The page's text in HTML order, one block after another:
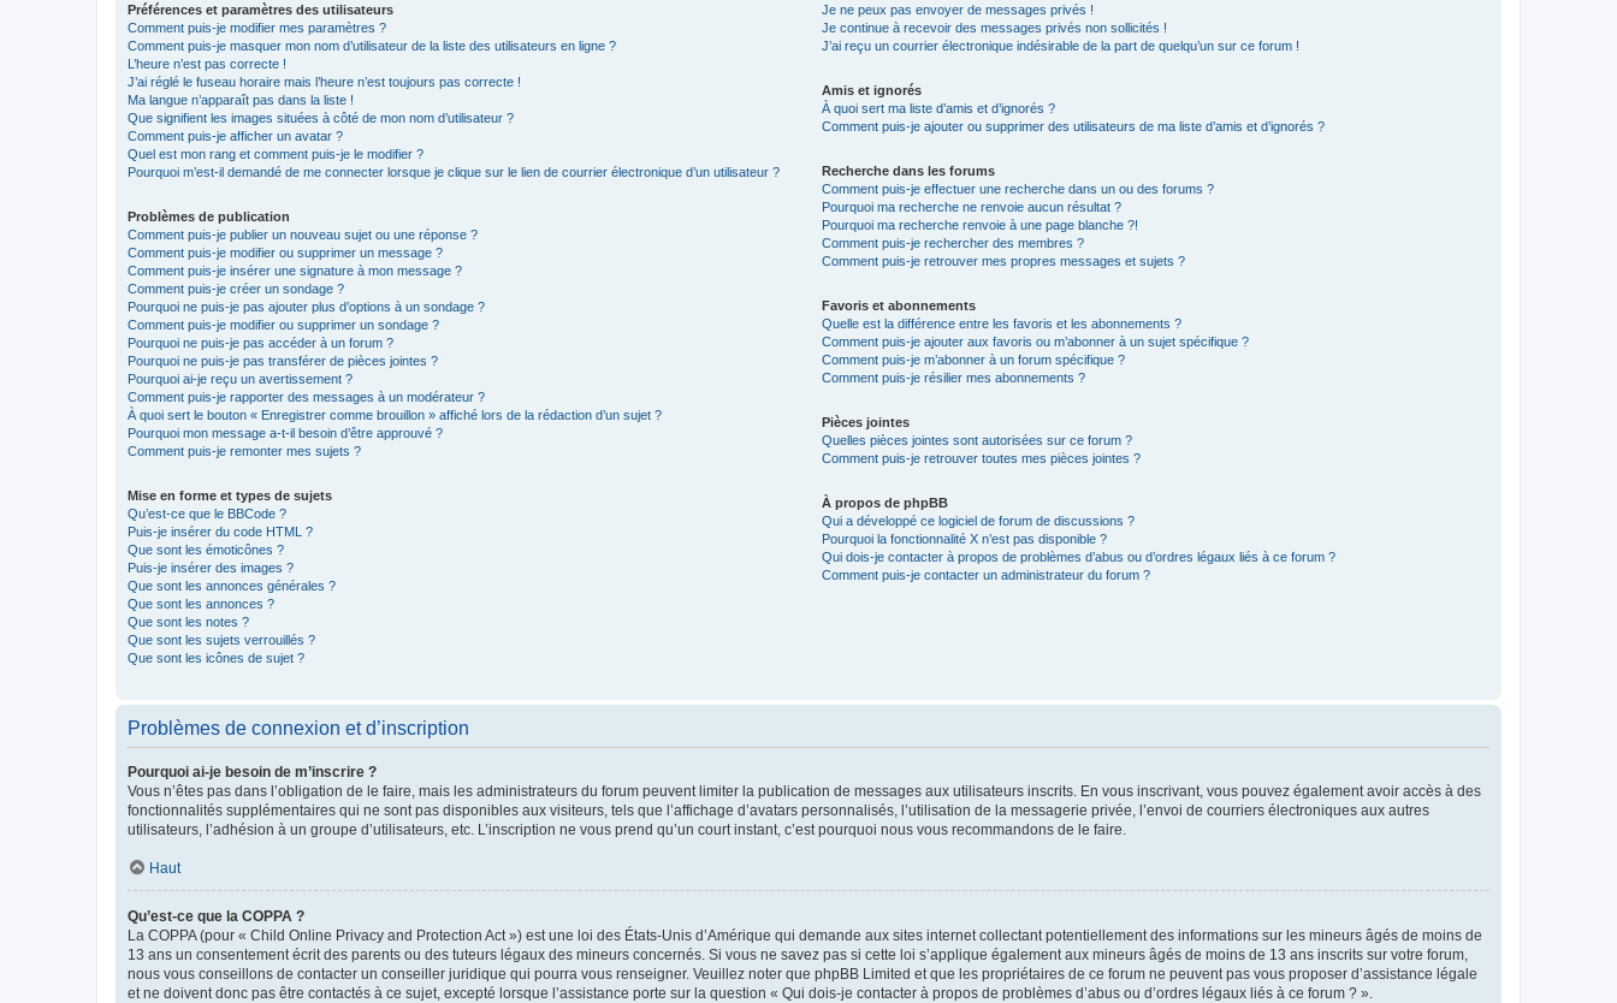
Préférences et paramètres des utilisateurs
Comment puis-je modifier mes paramètres ?
Comment puis-je masquer mon nom d’utilisateur de la liste des utilisateurs en ligne ?
L’heure n’est pas correcte !
J’ai réglé le fuseau horaire mais l’heure n’est toujours pas correcte !
Ma langue n’apparaît pas dans la liste !
Que signifient les images situées à côté de mon nom d’utilisateur ?
Comment puis-je afficher un avatar ?
Quel est mon rang et comment puis-je le modifier ?
Pourquoi m’est-il demandé de me connecter lorsque je clique sur le lien de courrier électronique d’un utilisateur ?
Problèmes de publication
Comment puis-je publier un nouveau sujet ou une réponse ?
Comment puis-je modifier ou supprimer un message ?
Comment puis-je insérer une signature à mon message ?
Comment puis-je créer un sondage ?
Pourquoi ne puis-je pas ajouter plus d’options à un sondage ?
Comment puis-je modifier ou supprimer un sondage ?
Pourquoi ne puis-je pas accéder à un forum ?
Pourquoi ne puis-je pas transférer de pièces jointes ?
Pourquoi ai-je reçu un avertissement ?
Comment puis-je rapporter des messages à un modérateur ?
À quoi sert le bouton « Enregistrer comme brouillon » affiché lors de la rédaction d’un sujet ?
Pourquoi mon message a-t-il besoin d’être approuvé ?
Comment puis-je remonter mes sujets ?
Mise en forme et types de sujets
Qu’est-ce que le BBCode ?
Puis-je insérer du code HTML ?
Que sont les émoticônes ?
Puis-je insérer des images ?
Que sont les annonces générales ?
Que sont les annonces ?
Que sont les notes ?
Que sont les sujets verrouillés ?
Que sont les icônes de sujet ?
Je ne peux pas envoyer de messages privés !
Je continue à recevoir des messages privés non sollicités !
J’ai reçu un courrier électronique indésirable de la part de quelqu’un sur ce forum !
Amis et ignorés
À quoi sert ma liste d’amis et d’ignorés ?
Comment puis-je ajouter ou supprimer des utilisateurs de ma liste d’amis et d’ignorés ?
Recherche dans les forums
Comment puis-je effectuer une recherche dans un ou des forums ?
Pourquoi ma recherche ne renvoie aucun résultat ?
Pourquoi ma recherche renvoie à une page blanche ?!
Comment puis-je rechercher des membres ?
Comment puis-je retrouver mes propres messages et sujets ?
Favoris et abonnements
Quelle est la différence entre les favoris et les abonnements ?
Comment puis-je ajouter aux favoris ou m’abonner à un sujet spécifique ?
Comment puis-je m’abonner à un forum spécifique ?
Comment puis-je résilier mes abonnements ?
Pièces jointes
Quelles pièces jointes sont autorisées sur ce forum ?
Comment puis-je retrouver toutes mes pièces jointes ?
À propos de phpBB
Qui a développé ce logiciel de forum de discussions ?
Pourquoi la fonctionnalité X n’est pas disponible ?
Qui dois-je contacter à propos de problèmes d’abus ou d’ordres légaux liés à ce forum ?
Comment puis-je contacter un administrateur du forum ?
Problèmes de connexion et d’inscription
Pourquoi ai-je besoin de m’inscrire ?
Vous n’êtes pas dans l’obligation de le faire, mais les administrateurs du forum peuvent limiter la publication de messages aux utilisateurs inscrits. En vous inscrivant, vous pouvez également avoir accès à des
fonctionnalités supplémentaires qui ne sont pas disponibles aux visiteurs, tels que l’affichage d’avatars personnalisés, l’utilisation de la messagerie privée, l’envoi de courriers électroniques aux autres
utilisateurs, l’adhésion à un groupe d’utilisateurs, etc. L’inscription ne vous prend qu’un court instant, c’est pourquoi nous vous recommandons de le faire.
Haut
Qu’est-ce que la COPPA ?
La COPPA (pour « Child Online Privacy and Protection Act ») est une loi des États-Unis d’Amérique qui demande aux sites internet collectant potentiellement des informations sur les mineurs âgés de moins de
13 ans un consentement écrit des parents ou des tuteurs légaux des mineurs concernés. Si vous ne savez pas si cette loi s’applique également aux mineurs âgés de moins de 13 ans inscrits sur votre forum,
nous vous conseillons de contacter un conseiller juridique qui pourra vous renseigner. Veuillez noter que phpBB Limited et que les propriétaires de ce forum ne peuvent pas vous proposer d’assistance légale
et ne doivent donc pas être contactés à ce sujet, excepté lorsque l’assistance porte sur la question « Qui dois-je contacter à propos de problèmes d’abus ou d’ordres légaux liés à ce forum ? ».